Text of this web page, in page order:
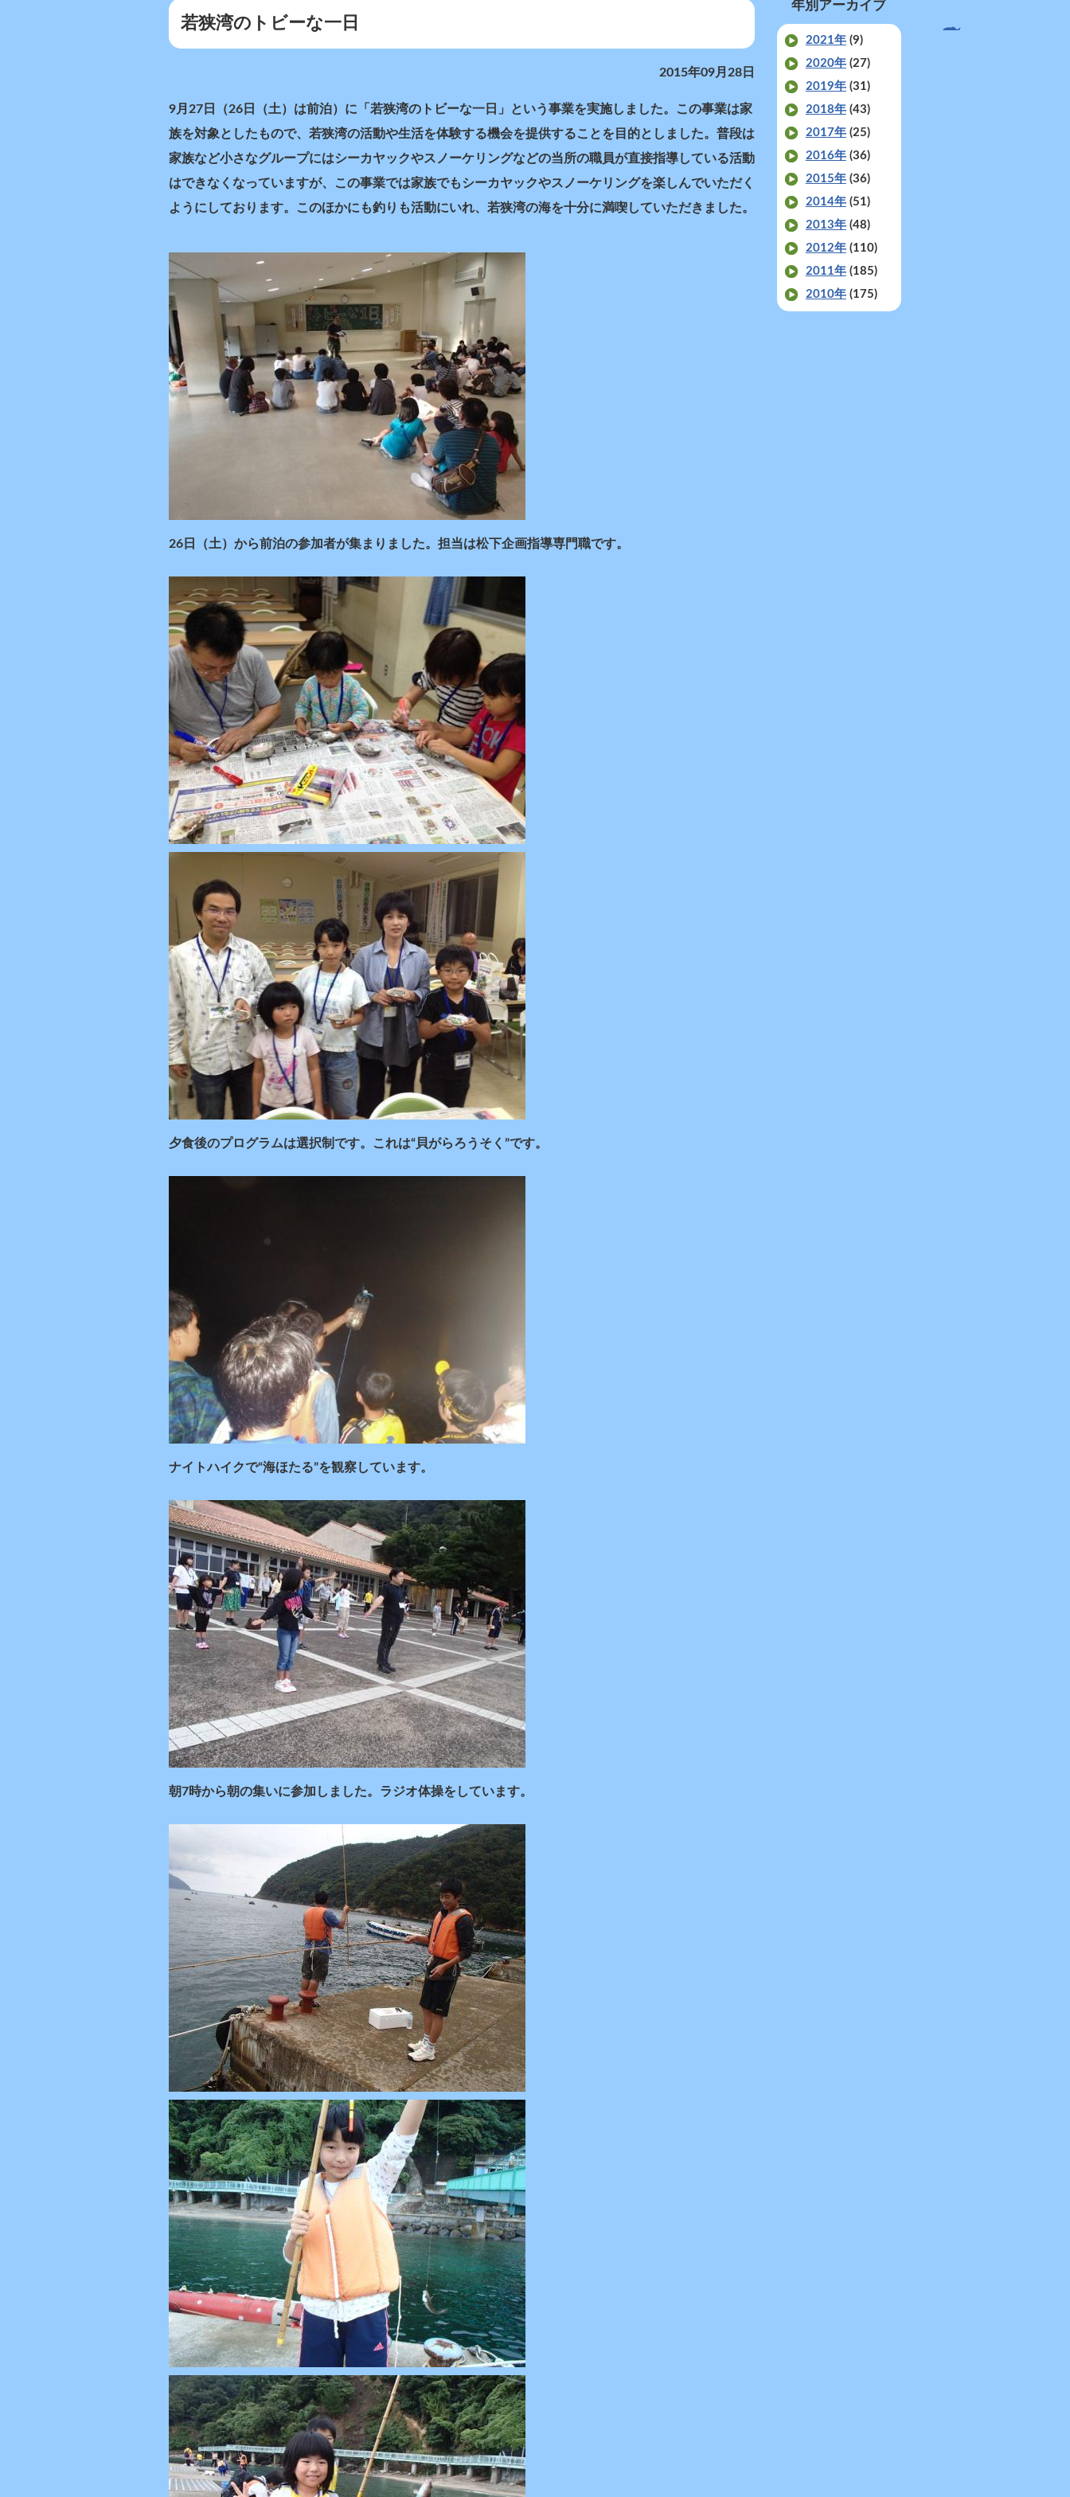
若狭湾のトビーな一日
2015年09月28日
9月27日（26日（土）は前泊）に「若狭湾のトビーな一日」という事業を実施しました。この事業は家
族を対象としたもので、若狭湾の活動や生活を体験する機会を提供することを目的としました。普段は
家族など小さなグループにはシーカヤックやスノーケリングなどの当所の職員が直接指導している活動
はできなくなっていますが、この事業では家族でもシーカヤックやスノーケリングを楽しんでいただく
ようにしております。このほかにも釣りも活動にいれ、若狭湾の海を十分に満喫していただきました。
26日（土）から前泊の参加者が集まりました。担当は松下企画指導専門職です。
夕食後のプログラムは選択制です。これは“貝がらろうそく”です。
ナイトハイクで“海ほたる”を観察しています。
朝7時から朝の集いに参加しました。ラジオ体操をしています。
年別アーカイブ
2021年(9)
2020年(27)
2019年(31)
2018年(43)
2017年(25)
2016年(36)
2015年(36)
2014年(51)
2013年(48)
2012年(110)
2011年(185)
2010年(175)